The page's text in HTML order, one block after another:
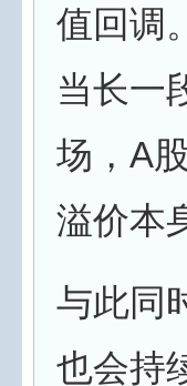
值回调
当长一
场，A
溢价本
与此同
也会持